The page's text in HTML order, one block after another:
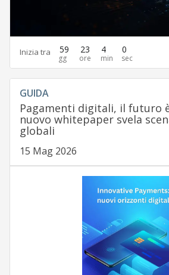
Inizia tra 59 23 3 59
GUIDA
Pagamenti digitali, il futuro
nuovo whitepaper svela
globali
15 Mag 2026